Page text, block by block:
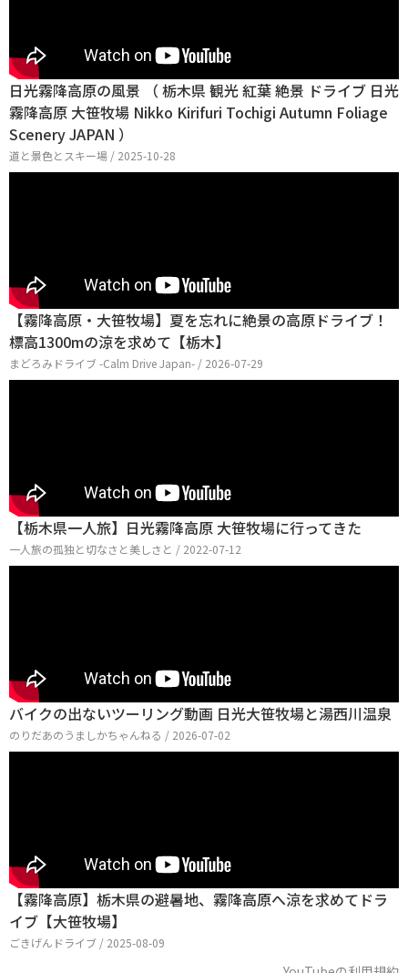
日光霧降高原の風景 （ 栃木県 観光 紅葉 絶景 ドライブ 日光
霧降高原 大笹牧場 Nikko Kirifuri Tochigi Autumn Foliage
Scenery JAPAN ）
道と景色とスキー場 / 2025-10-28
【霧降高原・大笹牧場】夏を忘れに絶景の高原ドライブ！
標高1300mの涼を求めて【栃木】
まどろみドライブ -Calm Drive Japan- / 2026-07-29
【栃木県一人旅】日光霧降高原 大笹牧場に行ってきた
一人旅の孤独と切なさと美しさと / 2022-07-12
バイクの出ないツーリング動画 日光大笹牧場と湯西川温泉
のりだあのうましかちゃんねる / 2026-07-02
【霧降高原】栃木県の避暑地、霧降高原へ涼を求めてドラ
イブ【大笹牧場】
ごきげんドライブ / 2025-08-09